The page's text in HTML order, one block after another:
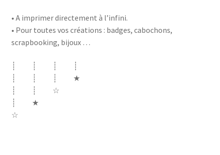
• A imprimer directement à l’infini.
• Pour toutes vos créations : badges, cabochons,
scrapbooking, bijoux …
┊ ┊ ┊ ┊
┊ ┊ ┊ ★
┊ ┊ ☆
┊ ★
☆